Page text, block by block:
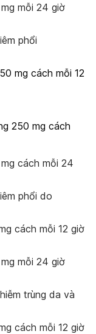
mỗi 24 giờ
phổi
mg cách mỗi 12
250 mg cách
cách mỗi 24
phổi do
cách mỗi 12 giờ
mỗi 24 giờ
trùng da và
cách mỗi 12 giờ